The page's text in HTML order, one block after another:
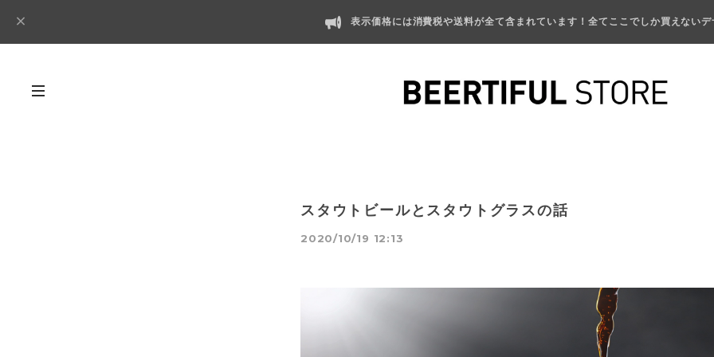
表示価格には消費税や送料が全て含まれています！全てここでしか買えない
スタウトビールとスタウトグラスの話
2020/10/19 12:13